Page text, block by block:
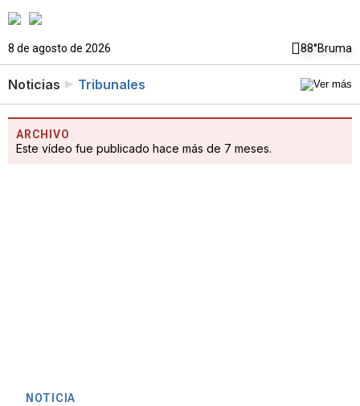
8 de agosto de 2026 88°Bruma
Noticias Tribunales
ARCHIVO
Este vídeo fue publicado hace más de 7 meses.
NOTICIA